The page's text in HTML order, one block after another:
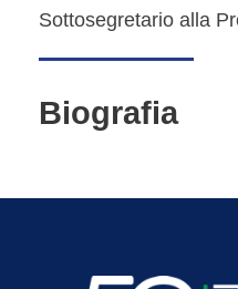
Sottosegretario alla
Biografia